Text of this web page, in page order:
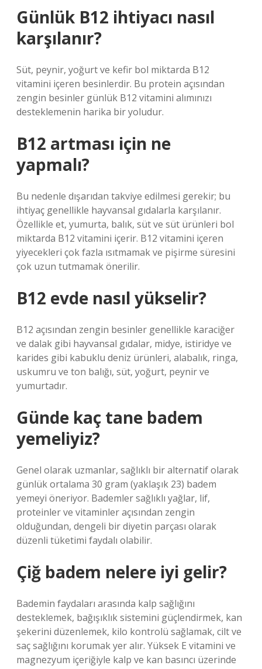
Günlük B12 ihtiyacı nasıl
karşılanır?
Süt, peynir, yoğurt ve kefir bol miktarda B12
vitamini içeren besinlerdir. Bu protein açısından
zengin besinler günlük B12 vitamini alımınızı
desteklemenin harika bir yoludur.
B12 artması için ne
yapmalı?
Bu nedenle dışarıdan takviye edilmesi gerekir; bu
ihtiyaç genellikle hayvansal gıdalarla karşılanır.
Özellikle et, yumurta, balık, süt ve süt ürünleri bol
miktarda B12 vitamini içerir. B12 vitamini içeren
yiyecekleri çok fazla ısıtmamak ve pişirme süresini
çok uzun tutmamak önerilir.
B12 evde nasıl yükselir?
B12 açısından zengin besinler genellikle karaciğer
ve dalak gibi hayvansal gıdalar, midye, istiridye ve
karides gibi kabuklu deniz ürünleri, alabalık, ringa,
uskumru ve ton balığı, süt, yoğurt, peynir ve
yumurtadır.
Günde kaç tane badem
yemeliyiz?
Genel olarak uzmanlar, sağlıklı bir alternatif olarak
günlük ortalama 30 gram (yaklaşık 23) badem
yemeyi öneriyor. Bademler sağlıklı yağlar, lif,
proteinler ve vitaminler açısından zengin
olduğundan, dengeli bir diyetin parçası olarak
düzenli tüketimi faydalı olabilir.
Çiğ badem nelere iyi gelir?
Bademin faydaları arasında kalp sağlığını
desteklemek, bağışıklık sistemini güçlendirmek, kan
şekerini düzenlemek, kilo kontrolü sağlamak, cilt ve
saç sağlığını korumak yer alır. Yüksek E vitamini ve
magnezyum içeriğiyle kalp ve kan basıncı üzerinde